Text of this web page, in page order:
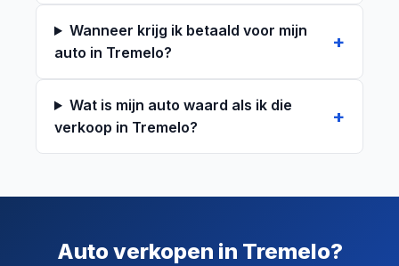
Wanneer krijg ik betaald voor mijn
auto in Tremelo?
Wat is mijn auto waard als ik die
verkoop in Tremelo?
Auto verkopen in Tremelo?